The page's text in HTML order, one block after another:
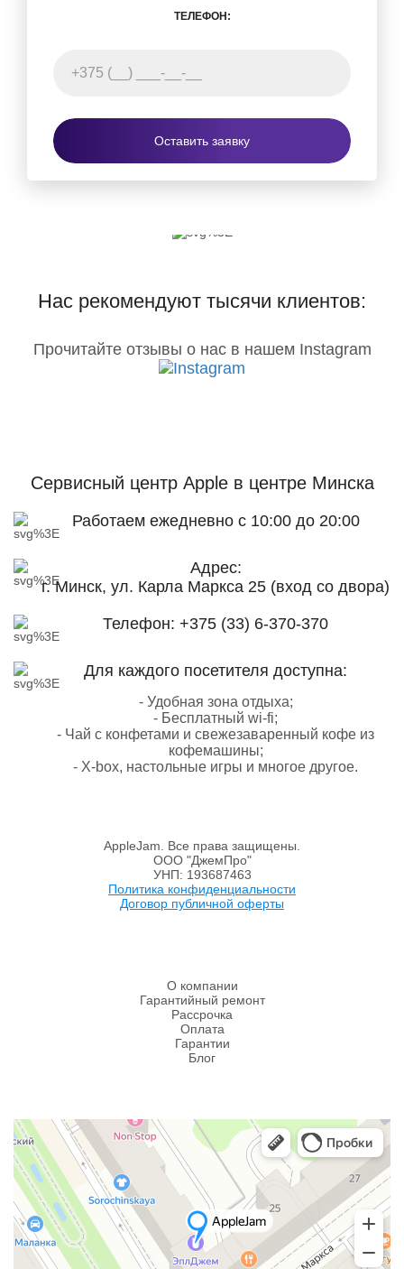
ТЕЛЕФОН:
Оставить заявку
Нас рекомендуют тысячи клиентов:
Прочитайте отзывы о нас в нашем Instagram
Сервисный центр Appleв центре Минска
Работаем ежедневно с 10:00 до 20:00
Адрес:
г. Минск, ул. Карла Маркса 25 (вход со двора)
Телефон: +375 (33) 6-370-370
Для каждого посетителя доступна:
- Удобная зона отдыха;
- Бесплатный wi-fi;
- Чай с конфетами и свежезаваренный кофе из
кофемашины;
- X-box, настольные игры и многое другое.
AppleJam. Все права защищены.
ООО "ДжемПро"
УНП: 193687463
Политика конфиденциальности
Договор публичной оферты
О компании
Гарантийный ремонт
Рассрочка
Оплата
Гарантии
Блог